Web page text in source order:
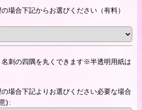
場合下記からお選びください（有料）
名刺の四隅を丸くできます※半透明用紙は
の場合下記よりお選びください必要な場合
):